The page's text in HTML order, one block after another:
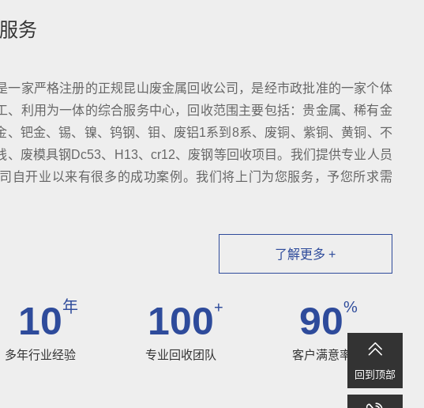
务
一家严格注册的正规昆山废金属回收公司，是经市政批准的一家个体
、利用为一体的综合服务中心，回收范围主要包括：贵金属、稀有金
、钯金、锡、镍、钨钢、钼、废铝1系到8系、废铜、紫铜、黄铜、不
、废模具钢Dc53、H13、cr12、废钢等回收项目。我们提供专业人员
自开业以来有很多的成功案例。我们将上门为您服务，予您所求需
了解更多 +
10年
多年行业经验
100+
专业回收团队
90%
客户满意率 
回到顶部